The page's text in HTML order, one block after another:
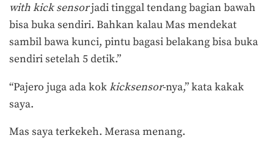
with kick sensorjadi tinggal tendang bagian bawah
bisa buka sendiri. Bahkan kalau Mas mendekat
sambil bawa kunci, pintu bagasi belakang bisa buka
sendiri setelah 5 detik.”
“Pajero juga ada kokkicksensor-nya,” kata kakak
saya.
Mas saya terkekeh. Merasa menang.